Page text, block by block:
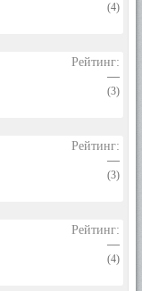
(4)
Рейтинг:
—
(3)
Рейтинг:
—
(3)
Рейтинг:
—
(4)